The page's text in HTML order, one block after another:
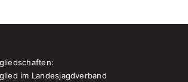
im Landesjagdverband